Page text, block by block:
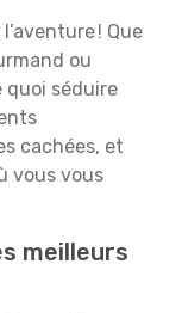
! Que
ou
quoi séduire
cachées, et
vous vous
meilleurs